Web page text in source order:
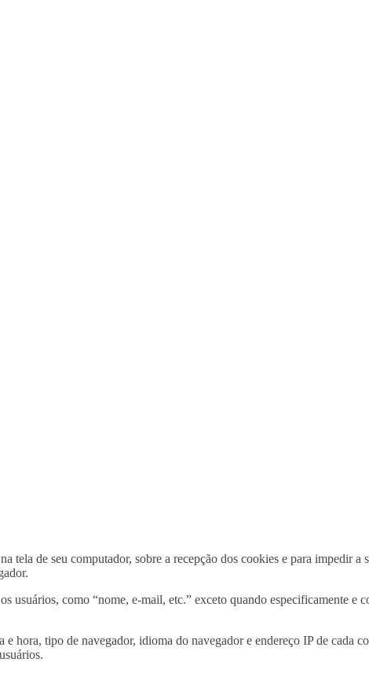
tela de seu computador, sobre a recepção dos cookies e para impedir
como “nome, e-mail, etc.” exceto quando especificamente e
hora, tipo de navegador, idioma do navegador e endereço IP de cada